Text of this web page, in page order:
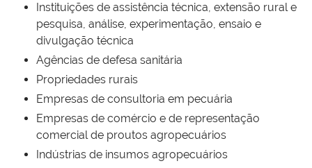
Instituições de assistência técnica, extensão rural e
pesquisa, análise, experimentação, ensaio e
divulgação técnica
Agências de defesa sanitária
Propriedades rurais
Empresas de consultoria em pecuária
Empresas de comércio e de representação
comercial de proutos agropecuários
Indústrias de insumos agropecuários